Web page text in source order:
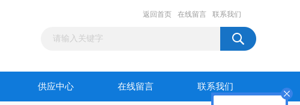
返回首页 在线留言 联系我们
供应中心 在线留言 联系我们